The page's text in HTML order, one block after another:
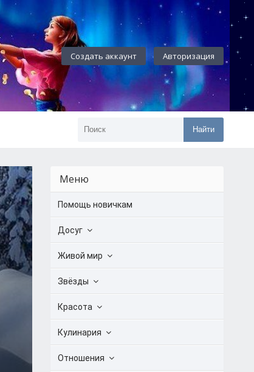
Создать аккаунт Авторизация
Найти
Меню
Помощь новичкам
Досуг
Живой мир
Звёзды
Красота
Кулинария
Отношения